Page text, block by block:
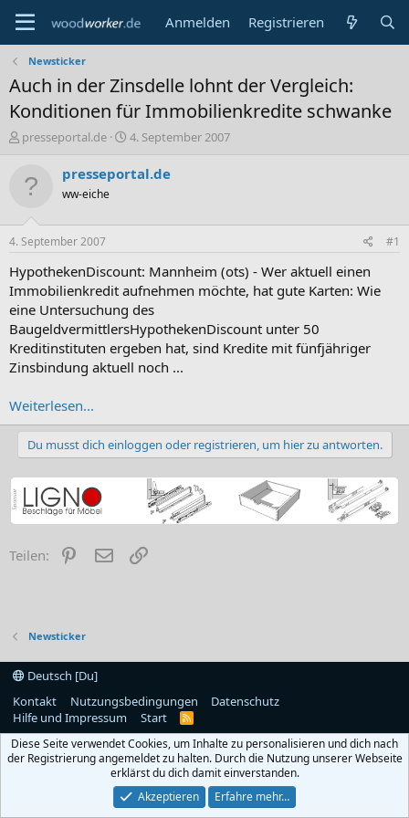
Anmelden Registrieren
Newsticker
Auch in der Zinsdelle lohnt der Vergleich:
Konditionen für Immobilienkredite schwanke
E
t
l
e
r
presseportal.de
E
s
a
m
4. September 2007
presseportal.de
ww-eiche
4. September 2007 #1
HypothekenDiscount: Mannheim (ots) - Wer aktuell einen
Immobilienkredit aufnehmen möchte, hat gute Karten: Wie
eine Untersuchung des
BaugeldvermittlersHypothekenDiscount unter 50
Kreditinstituten ergeben hat, sind Kredite mit fünfjähriger
Zinsbindung aktuell noch ...
Weiterlesen...
Du musst dich einloggen oder registrieren, um hier zu antworten.
Teilen: PinterestE-Mail
Newsticker
Deutsch [Du]
Kontakt
Nutzungsbedingungen
Datenschutz
Hilfe und Impressum
Start
R
S
Diese Seite verwendet Cookies, um Inhalte zu personalisieren und dich nach
der Registrierung angemeldet zu halten. Durch die Nutzung unserer Webseite
erklärst du dich damit einverstanden.
Akzeptieren
Erfahre mehr…